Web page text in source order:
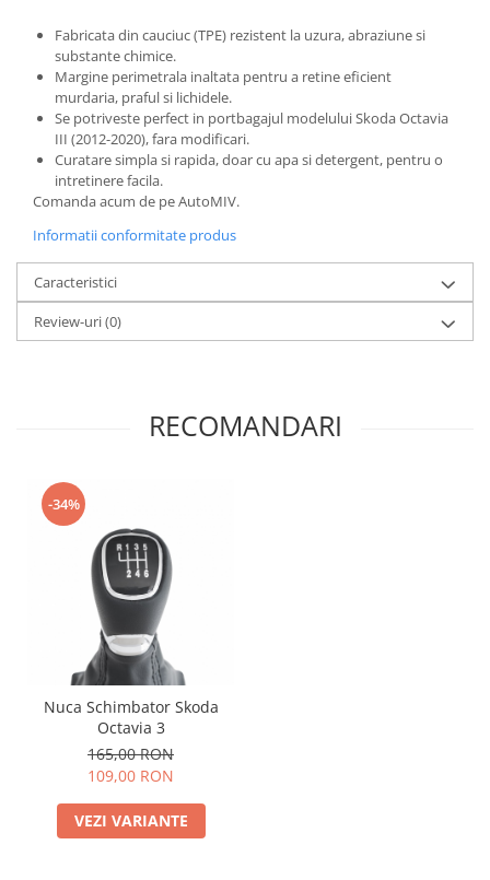
Fabricata din cauciuc (TPE) rezistent la uzura, abraziune si
substante chimice.
Margine perimetrala inaltata pentru a retine eficient
murdaria, praful si lichidele.
Se potriveste perfect in portbagajul modelului Skoda Octavia
III (2012-2020), fara modificari.
Curatare simpla si rapida, doar cu apa si detergent, pentru o
intretinere facila.
Comanda acum de pe AutoMIV.
Informatii conformitate produs
Caracteristici
Review-uri(0)
RECOMANDARI
-34%
Nuca Schimbator Skoda
Octavia 3
165,00 RON
109,00 RON
VEZI VARIANTE